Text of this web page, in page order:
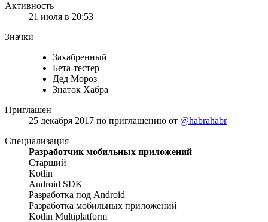
Активность
21 июля в 20:53
Значки
Захабренный
Бета-тестер
Дед Мороз
Знаток Хабра
Приглашен
25 декабря 2017 по приглашению от @habrahabr
Специализация
Разработчик мобильных приложений
Старший
Kotlin
Android SDK
Разработка под Android
Разработка мобильных приложений
Kotlin Multiplatform